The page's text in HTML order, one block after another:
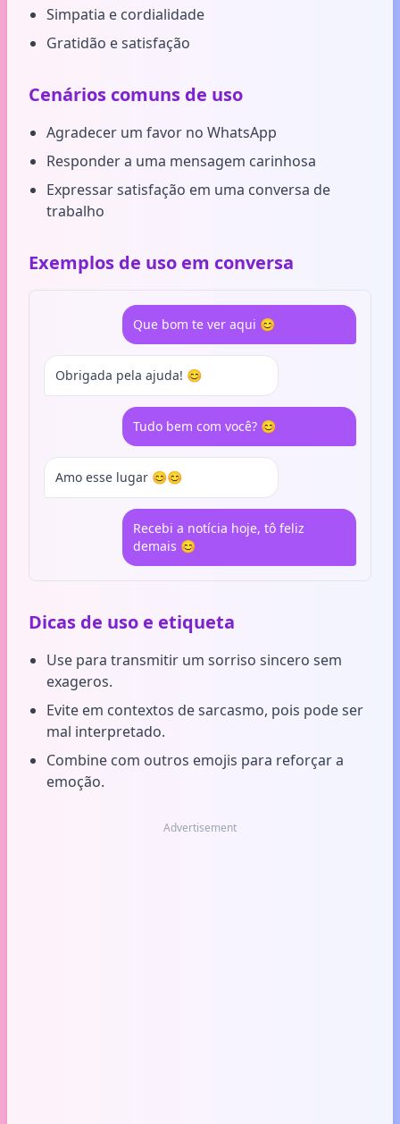
Simpatia e cordialidade
Gratidão e satisfação
Cenários comuns de uso
Agradecer um favor no WhatsApp
Responder a uma mensagem carinhosa
Expressar satisfação em uma conversa de
trabalho
Exemplos de uso em conversa
Que bom te ver aqui 😊
Obrigada pela ajuda! 😊
Tudo bem com você? 😊
Amo esse lugar 😊😊
Recebi a notícia hoje, tô feliz
demais 😊
Dicas de uso e etiqueta
Use para transmitir um sorriso sincero sem
exageros.
Evite em contextos de sarcasmo, pois pode ser
mal interpretado.
Combine com outros emojis para reforçar a
emoção.
Advertisement